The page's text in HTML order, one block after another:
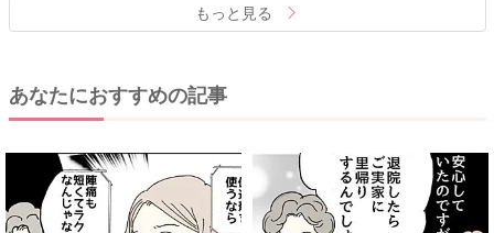
もっと見る
あなたにおすすめの記事